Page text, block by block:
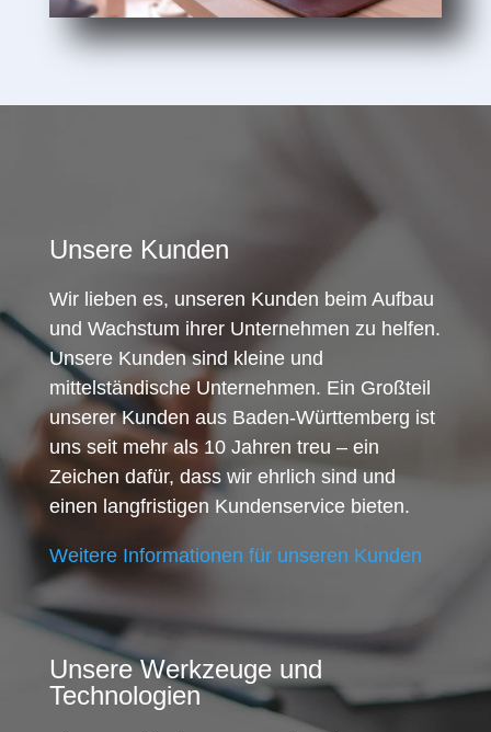
Unsere Kunden
Wir lieben es, unseren Kunden beim Aufbau
und Wachstum ihrer Unternehmen zu helfen.
Unsere Kunden sind kleine und
mittelständische Unternehmen. Ein Großteil
unserer Kunden aus Baden-Württemberg ist
uns seit mehr als 10 Jahren treu – ein
Zeichen dafür, dass wir ehrlich sind und
einen langfristigen Kundenservice bieten.
Weitere Informationen für unseren Kunden
Unsere Werkzeuge und
Technologien